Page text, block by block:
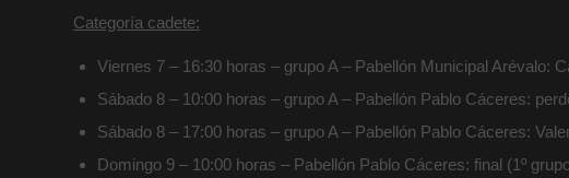
Categoría cadete:
Viernes 7 – 16:30 horas – grupo A – Pabellón Municipal Arévalo:
Sábado 8 – 10:00 horas – grupo A – Pabellón Pablo Cáceres:
Sábado 8 – 17:00 horas – grupo A – Pabellón Pablo Cáceres:
Domingo 9 – 10:00 horas – Pabellón Pablo Cáceres: final (1º